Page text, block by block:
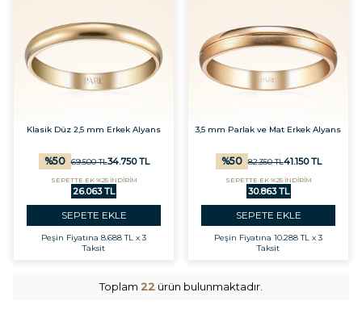
Klasik Düz 2,5 mm Erkek Alyans
%50 69.500TL34.750TL
SEPETTE EK %25 İNDİRİM
26.063 TL
SEPETE EKLE
Peşin Fiyatına 8.688 TL x 3
Taksit
3,5 mm Parlak ve Mat Erkek Alyans
%50 82.350TL41.150TL
SEPETTE EK %25 İNDİRİM
30.863 TL
SEPETE EKLE
Peşin Fiyatına 10.288 TL x 3
Taksit
Toplam 22 ürün bulunmaktadır.